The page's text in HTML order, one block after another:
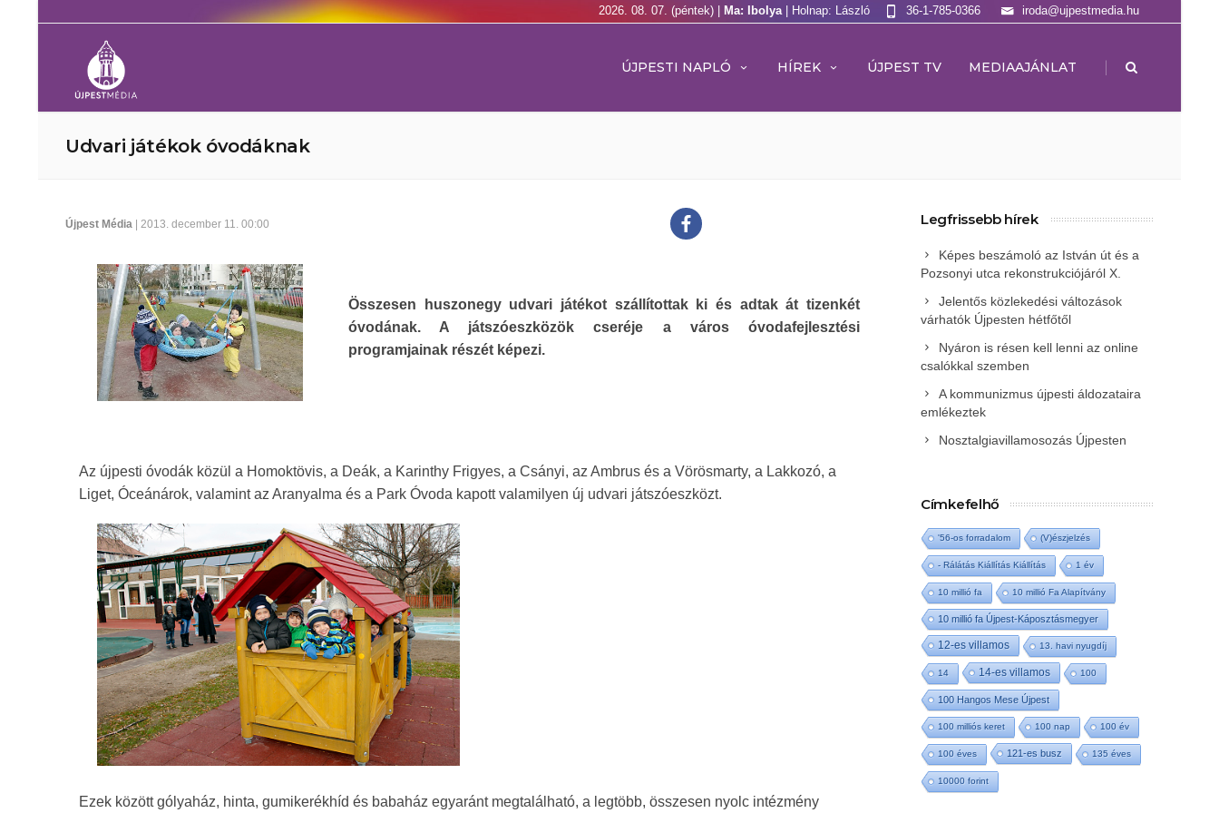
2026. 08. 07. (péntek) | Ma: Ibolya | Holnap: László iroda@ujpestmedia.hu
36-1-785-0366
ÚJPESTI NAPLÓ HÍREK ÚJPEST TV MEDIAAJÁNLAT |
Udvari játékok óvodáknak
Újpest Média | 2013. december 11. 00:00
Összesen huszonegy udvari játékot szállítottak ki és adtak át tizenkét
óvodának. A játszóeszközök cseréje a város óvodafejlesztési
programjainak részét képezi.
Az újpesti óvodák közül a Homoktövis, a Deák, a Karinthy Frigyes, a Csányi, az Ambrus és a Vörösmarty, a Lakkozó, a
Liget, Óceánárok, valamint az Aranyalma és a Park Óvoda kapott valamilyen új udvari játszóeszközt.
Ezek között gólyaház, hinta, gumikerékhíd és babaház egyaránt megtalálható, a legtöbb, összesen nyolc intézmény
Legfrissebb hírek
Képes beszámoló az István út és a
Pozsonyi utca rekonstrukciójáról X.
Jelentős közlekedési változások
várhatók Újpesten hétfőtől
Nyáron is résen kell lenni az online
csalókkal szemben
A kommunizmus újpesti áldozataira
emlékeztek
Nosztalgiavillamosozás Újpesten
Címkefelhő
'56-os forradalom (V)észjelzés
- Rálátás Kiállítás Kiállítás 1 év
10 millió fa 10 millió Fa Alapítvány
10 millió fa Újpest-Káposztásmegyer
12-es villamos 13. havi nyugdíj
14 14-es villamos 100
100 Hangos Mese Újpest
100 milliós keret 100 nap 100 év
100 éves 121-es busz 135 éves
10000 forint